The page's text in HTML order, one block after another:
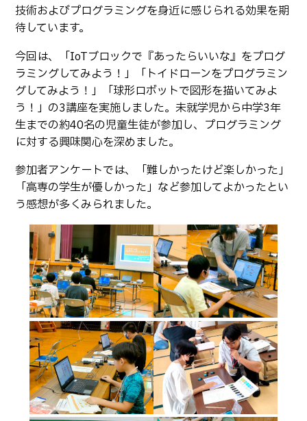
技術およびプログラミングを身近に感じられる効果を期
待しています。
今回は、「IoTブロックで『あったらいいな』をプログ
ラミングしてみよう！」「トイドローンをプログラミン
グしてみよう！」「球形ロボットで図形を描いてみよ
う！」の3講座を実施しました。未就学児から中学3年
生までの約40名の児童生徒が参加し、プログラミング
に対する興味関心を深めました。
参加者アンケートでは、「難しかったけど楽しかった」
「高専の学生が優しかった」など参加してよかったとい
う感想が多くみられました。
キャリア関係
情報セキュリティ
公開情報
その他
転職・Uターン就職
お問い合わせ
在校生・保護者の方へ